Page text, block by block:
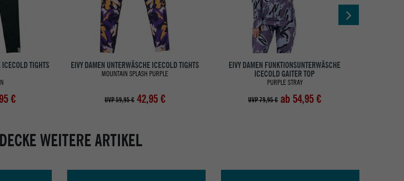
TIGHTS
€
EIVY DAMEN UNTERWÄSCHE ICECOLD TIGHTS
MOUNTAIN SPLASH PURPLE
UVP 59,95 € 42,95 €
EIVY DAMEN FUNKTIONSUNTERWÄSCHE
ICECOLD GAITER TOP
PURPLE STRAY
UVP 79,95 € ab 54,95 €
WEITERE ARTIKEL